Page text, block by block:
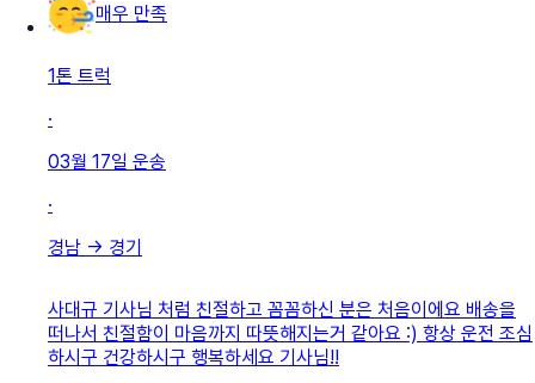
매우 만족
1톤 트럭
·
03월 17일 운송
·
경남 → 경기
사대규 기사님 처럼 친절하고 꼼꼼하신 분은 처음이에요 배송을
떠나서 친절함이 마음까지 따뜻해지는거 같아요 :) 항상 운전 조심
하시구 건강하시구 행복하세요 기사님!!